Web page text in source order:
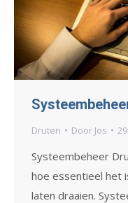
Druten Door Jos
Systeembeheer
hoe essentieel het
laten draaien.